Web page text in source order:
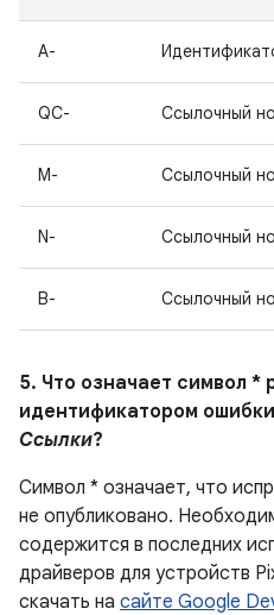
A-
QC- Ссылочный
M- Ссылочный
N- Ссылочный
B- Ссылочный
5. Что означает символ *
идентификатором
Ссылки?
Символ * означает, что
не опубликовано.
содержится в последних
драйверов для устройств
скачать на сайте Google